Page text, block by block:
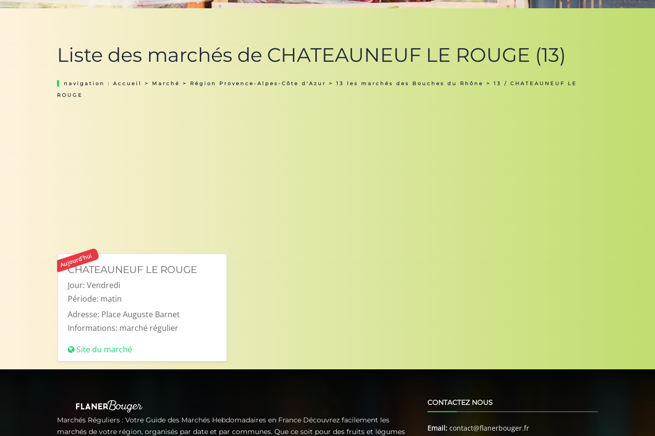
Liste des marchés de CHATEAUNEUF LE ROUGE (13)
navigation : Accueil > Marché > Région Provence-Alpes-Côte d'Azur > 13 les marchés des Bouches du Rhône
> 13 / CHATEAUNEUF LE
ROUGE
Aujourd'hui
CHATEAUNEUF LE ROUGE
Jour: Vendredi
Période: matin
Adresse: Place Auguste Barnet
Informations: marché régulier
Site du marché
Marchés Réguliers : Votre Guide des Marchés Hebdomadaires en France Découvrez facilement les
marchés de votre région, organisés par date et par communes. Que ce soit pour des fruits et légumes
CONTACTEZ NOUS
Email: contact@flanerbouger.fr